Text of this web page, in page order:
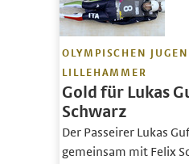
OLYMPISCHEN
LILLEHAMMER
Gold für Lukas
Schwarz
Der Passeirer Lukas
gemeinsam mit Felix